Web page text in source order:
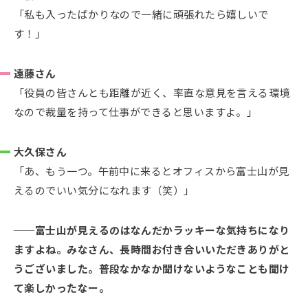
「私も入ったばかりなので一緒に頑張れたら嬉しいで
す！」
遠藤さん
「役員の皆さんとも距離が近く、率直な意見を言える環境
なので裁量を持って仕事ができると思いますよ。」
大久保さん
「あ、もう一つ。午前中に来るとオフィスから富士山が見
えるのでいい気分になれます（笑）」
富士山が見えるのはなんだかラッキーな気持ちになり
ますよね。みなさん、長時間お付き合いいただきありがと
うございました。普段なかなか聞けないようなことも聞け
て楽しかったなー。